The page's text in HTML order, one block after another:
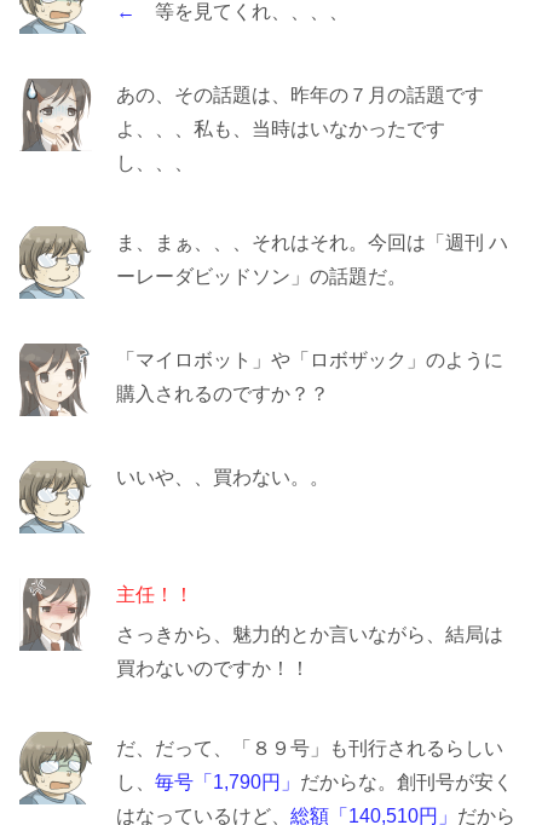
←
等を見てくれ、、、、
あの、その話題は、昨年の７月の話題です
よ、、、私も、当時はいなかったです
し、、、
ま、まぁ、、、それはそれ。今回は「週刊 ハ
ーレーダビッドソン」の話題だ。
「マイロボット」や「ロボザック」のように
購入されるのですか？？
いいや、、買わない。。
主任！！
さっきから、魅力的とか言いながら、結局は
買わないのですか！！
だ、だって、「８９号」も刊行されるらしい
し、 毎号「1,790円」 だからな。創刊号が安く
はなっているけど、 総額「140,510円」 だから